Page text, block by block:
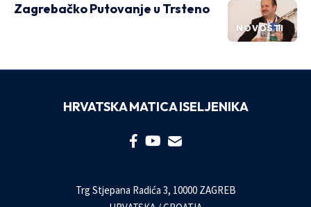
NOVOSTI
Zagrebačko Putovanje u Trsteno
HRVATSKA MATICA ISELJENIKA
Trg Stjepana Radića 3, 10000 ZAGREB